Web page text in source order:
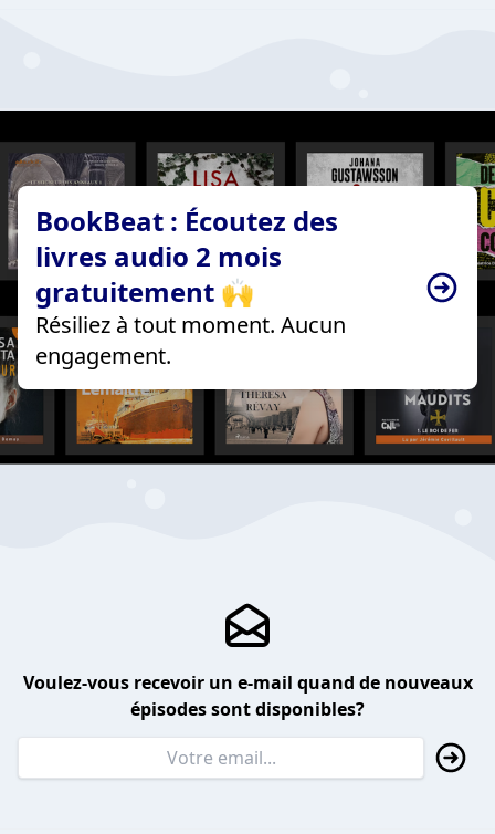
BookBeat : Écoutez des
livres audio 2 mois
gratuitement 🙌
Résiliez à tout moment. Aucun
engagement.
Voulez-vous recevoir un e-mail quand de nouveaux
épisodes sont disponibles?